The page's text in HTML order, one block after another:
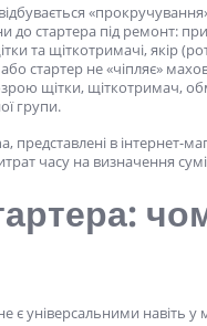
до стартера під ремонт:
та щіткотримачі, якір
стартер не «чіпляє»
щітки, щіткотримач,
групи.
представлені в інтернет-
часу на визначення
є універсальними навіть